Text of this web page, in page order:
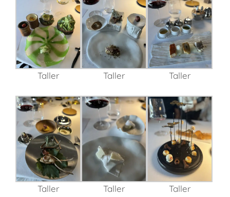
Taller Taller Taller
Taller Taller
Taller